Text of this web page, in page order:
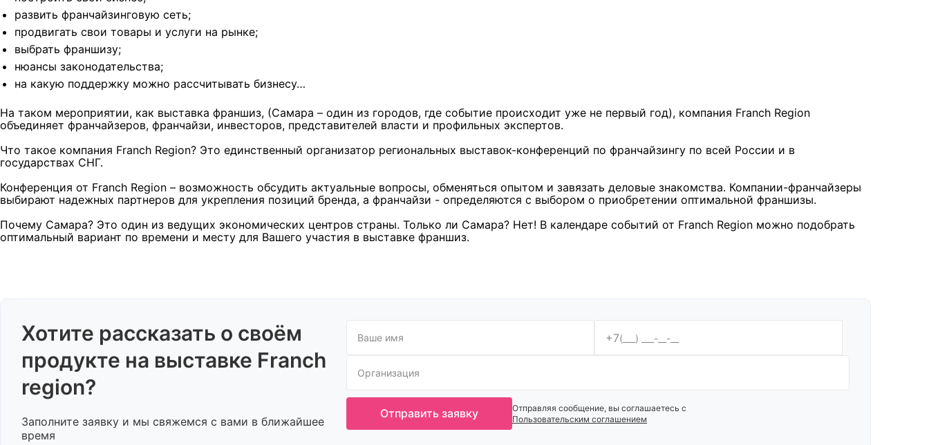
развить франчайзинговую сеть;
продвигать свои товары и услуги на рынке;
выбрать франшизу;
нюансы законодательства;
на какую поддержку можно рассчитывать бизнесу…
На таком мероприятии, как выставка франшиз, (Самара – один из городов, где событие происходит уже не первый год), компания Franch Region
объединяет франчайзеров, франчайзи, инвесторов, представителей власти и профильных экспертов.
Что такое компания Franch Region? Это единственный организатор региональных выставок-конференций по франчайзингу по всей России и в
государствах СНГ.
Конференция от Franch Region – возможность обсудить актуальные вопросы, обменяться опытом и завязать деловые знакомства. Компании-франчайзеры
выбирают надежных партнеров для укрепления позиций бренда, а франчайзи - определяются с выбором о приобретении оптимальной франшизы.
Почему Самара? Это один из ведущих экономических центров страны. Только ли Самара? Нет! В календаре событий от Franch Region можно подобрать
оптимальный вариант по времени и месту для Вашего участия в выставке франшиз.
Хотите рассказать о своём
продукте на выставке Franch
region?
Заполните заявку и мы свяжемся с вами в ближайшее
время
+7
Отправить заявку
Отправляя сообщение, вы соглашаетесь с
Пользовательским соглашением